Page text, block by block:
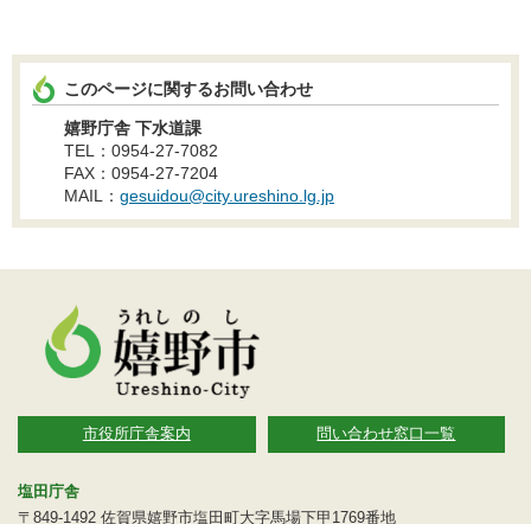
このページに関するお問い合わせ
嬉野庁舎 下水道課
TEL：0954-27-7082
FAX：0954-27-7204
MAIL： gesuidou@city.ureshino.lg.jp
市役所庁舎案内 問い合わせ窓口一覧
塩田庁舎
〒849-1492 佐賀県嬉野市塩田町大字馬場下甲1769番地